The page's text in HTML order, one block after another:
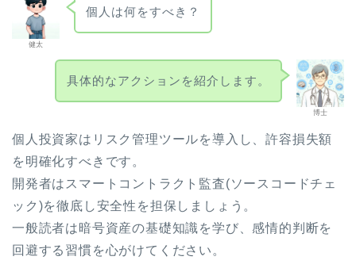
健太
個人は何をすべき？
博士
具体的なアクションを紹介します。
個人投資家はリスク管理ツールを導入し、許容損失額
を明確化すべきです。
開発者はスマートコントラクト監査(ソースコードチェ
ック)を徹底し安全性を担保しましょう。
一般読者は暗号資産の基礎知識を学び、感情的判断を
回避する習慣を心がけてください。